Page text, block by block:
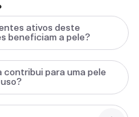
ativos deste
beneficiam a pele?
contribui para uma pele